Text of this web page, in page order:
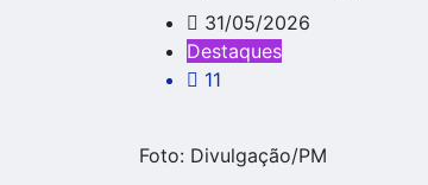
31/05/2026
Destaques
11
Foto: Divulgação/PM